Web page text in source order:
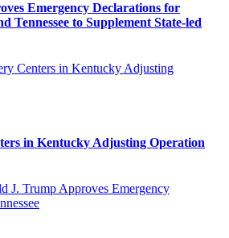
Emergency Declarations for
Tennessee to Supplement State-led
in Kentucky Adjusting Operation